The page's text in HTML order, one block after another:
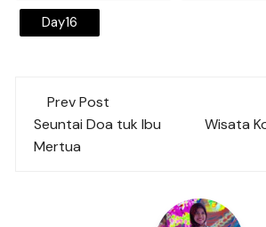
Day16
Post
navigation
Prev Post
Seuntai Doa tuk Ibu
Mertua
Wisata